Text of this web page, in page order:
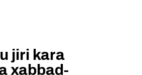
jiri kara
xabbad-